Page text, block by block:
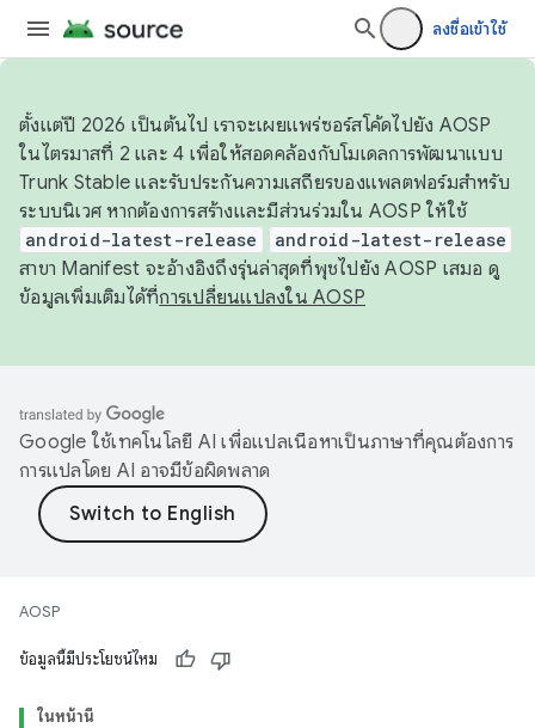
ลงชื่อเข้าใช้
ตั้งแต่ปี 2026 เป็นต้นไป เราจะเผยแพร่ซอร์สโค้ดไปยัง AOSP
ในไตรมาสที่ 2 และ 4 เพื่อให้สอดคล้องกับโมเดลการพัฒนาแบบ
Trunk Stable และรับประกันความเสถียรของแพลตฟอร์มสำหรับ
ระบบนิเวศ หากต้องการสร้างและมีส่วนร่วมใน AOSP ให้ใช้
android-latest-release android-latest-release
สาขา Manifest จะอ้างอิงถึงรุ่นล่าสุดที่พุชไปยัง AOSP เสมอ ดู
ข้อมูลเพิ่มเติมได้ที่การเปลี่ยนแปลงใน AOSP
Google ใช้เทคโนโลยี AI เพื่อแปลเนื้อหาเป็นภาษาที่คุณต้องการ
การแปลโดย AI อาจมีข้อผิดพลาด
AOSP
ข้อมูลนี้มีประโยชน์ไหม
ในหน้านี้